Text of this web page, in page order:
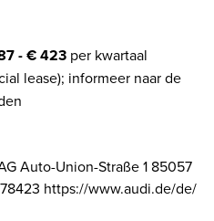
- € 423 per kwartaal
lease); informeer naar de
Auto-Union-Straße 1 85057
https://www.audi.de/de/